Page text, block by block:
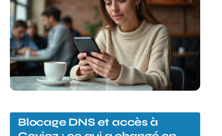
Blocage DNS et accès à